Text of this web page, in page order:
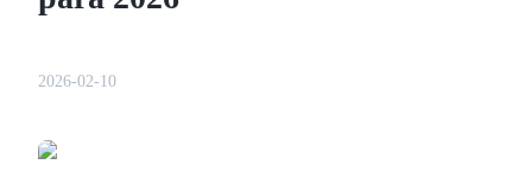
Futuros del USDT
2026-02-10